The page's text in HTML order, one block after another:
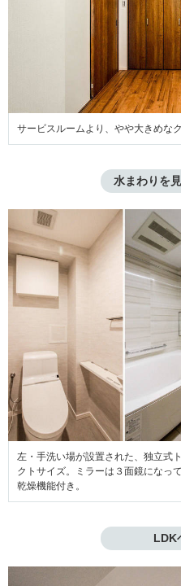
サービスルームより、やや大きめな
水まわりを
左・手洗い場が設置された、独立式
クトサイズ。ミラーは３面鏡になっ
乾燥機能付き。
LDK